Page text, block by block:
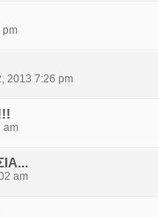
pm
2013 7:26 pm
am
am